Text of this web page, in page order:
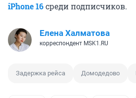
iPhone 16среди подписчиков.
Елена Халматова
корреспондент MSK1.RU
Задержка рейса Домодедово